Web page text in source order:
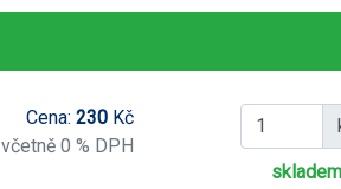
Cena: 230Kč
včetně 0 % DPH
skladem